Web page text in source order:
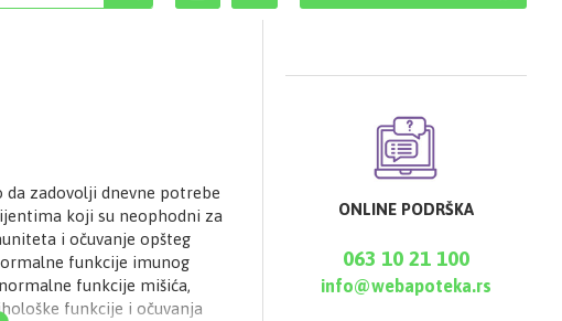
zadovolji dnevne potrebe
koji su neophodni za
i očuvanje opšteg
funkcije imunog
funkcije mišića,
funkcije i očuvanja
ONLINE PODRŠKA
063 10 21 100
info@webapoteka.rs